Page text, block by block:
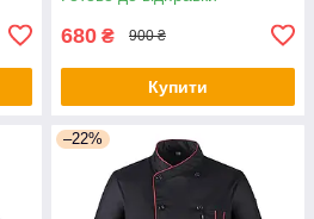
680 ₴ 900 ₴
Купити
–22%